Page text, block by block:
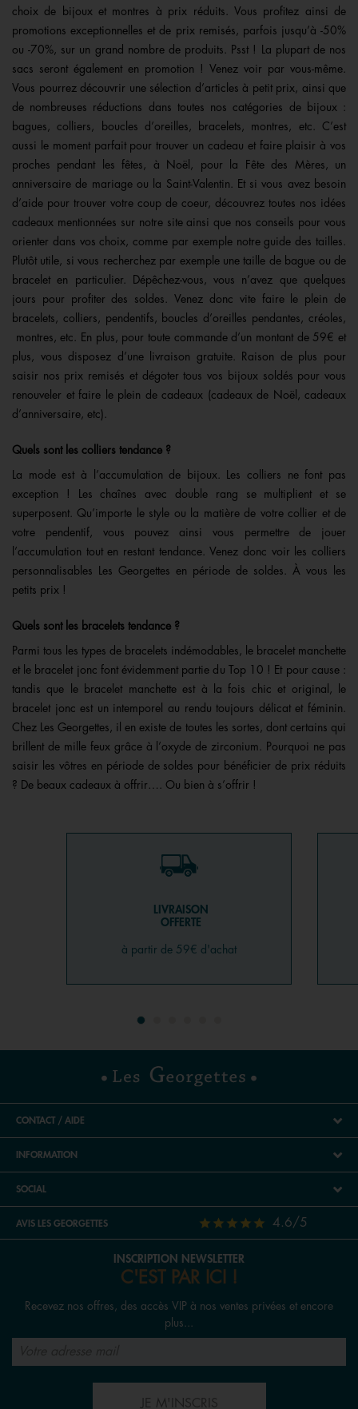
choix de bijoux et montres à prix réduits. Vous profitez ainsi de
promotions exceptionnelles et de prix remisés, parfois jusqu’à -50%
ou -70%, sur un grand nombre de produits. Psst ! La plupart de nos
sacs seront également en promotion ! Venez voir par vous-même.
Vous pourrez découvrir une sélection d’articles à petit prix, ainsi que
de nombreuses réductions dans toutes nos catégories de bijoux :
bagues, colliers, boucles d’oreilles, bracelets, montres, etc. C’est
aussi le moment parfait pour trouver un cadeau et faire plaisir à vos
proches pendant les fêtes, à Noël, pour la Fête des Mères, un
anniversaire de mariage ou la Saint-Valentin. Et si vous avez besoin
d’aide pour trouver votre coup de coeur, découvrez toutes nos idées
cadeaux mentionnées sur notre site ainsi que nos conseils pour vous
orienter dans vos choix, comme par exemple notre guide des tailles.
Plutôt utile, si vous recherchez par exemple une taille de bague ou de
bracelet en particulier. Dépêchez-vous, vous n’avez que quelques
jours pour profiter des soldes. Venez donc vite faire le plein de
bracelets, colliers, pendentifs, boucles d’oreilles pendantes, créoles,
montres, etc. En plus, pour toute commande d’un montant de 59€ et
plus, vous disposez d’une livraison gratuite. Raison de plus pour
saisir nos prix remisés et dégoter tous vos bijoux soldés pour vous
renouveler et faire le plein de cadeaux (cadeaux de Noël, cadeaux
d’anniversaire, etc).
Quels sont les colliers tendance ?
La mode est à l’accumulation de bijoux. Les colliers ne font pas
exception ! Les chaînes avec double rang se multiplient et se
superposent. Qu’importe le style ou la matière de votre collier et de
votre pendentif, vous pouvez ainsi vous permettre de jouer
l’accumulation tout en restant tendance. Venez donc voir les colliers
personnalisables Les Georgettes en période de soldes. À vous les
petits prix !
Quels sont les bracelets tendance ?
Parmi tous les types de bracelets indémodables, le bracelet manchette
et le bracelet jonc font évidemment partie du Top 10 ! Et pour cause :
tandis que le bracelet manchette est à la fois chic et original, le
bracelet jonc est un intemporel au rendu toujours délicat et féminin.
Chez Les Georgettes, il en existe de toutes les sortes, dont certains qui
brillent de mille feux grâce à l’oxyde de zirconium. Pourquoi ne pas
saisir les vôtres en période de soldes pour bénéficier de prix réduits
? De beaux cadeaux à offrir…. Ou bien à s’offrir !
LIVRAISON
OFFERTE
à partir de 59€ d'achat
CONTACT / AIDE
INFORMATION
SOCIAL
AVIS LES GEORGETTES 4.6/5
INSCRIPTION NEWSLETTER
C'EST PAR ICI !
Recevez nos offres, des accès VIP à nos ventes privées et encore
plus...
JE M'INSCRIS